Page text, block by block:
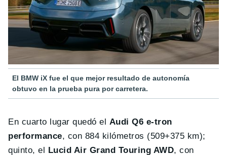
El BMW iX fue el que mejor resultado de autonomía
obtuvo en la prueba pura por carretera.
En cuarto lugar quedó el Audi Q6 e-tron
performance, con 884 kilómetros (509+375 km);
quinto, el
Lucid Air Grand Touring AWD, con